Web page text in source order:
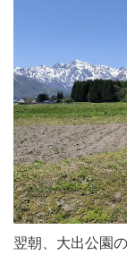
翌朝、大出公園